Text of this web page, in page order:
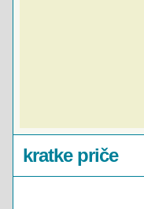
kratke priče